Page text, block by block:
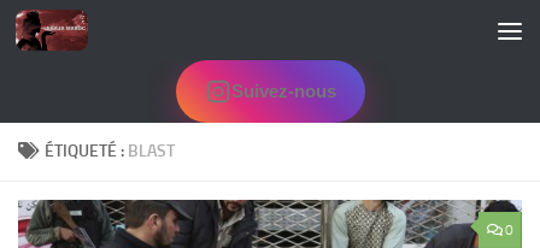
Skip to content
Suivez-nous
ÉTIQUETÉ : BLAST
0